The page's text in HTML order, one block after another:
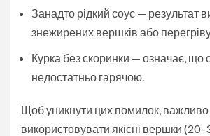
Занадто рідкий соус — результат
знежирених вершків або
Курка без скоринки — означає, що
недостатньо гарячою.
Щоб уникнути цих помилок, важливо
використовувати якісні вершки